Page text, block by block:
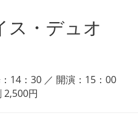
ス・デュオ
14：30 ／ 開演：15：00
円